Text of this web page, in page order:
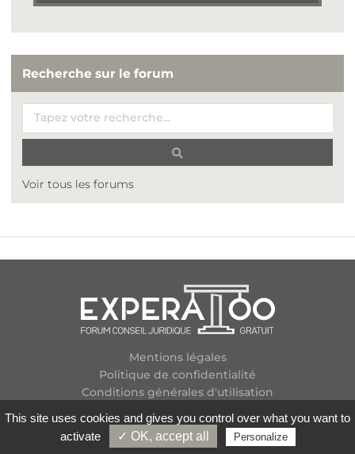
Recherche sur le forum
Voir tous les forums
Mentions légales
Politique de confidentialité
Conditions générales d'utilisation
Contactez-nous
Flux RSS
This site uses cookies and gives you control over what you want to
activate
✓ OK, accept all Personalize